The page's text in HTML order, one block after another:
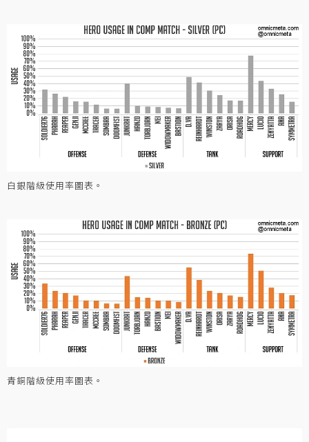
白銀階級使用率圖表。
青銅階級使用率圖表。